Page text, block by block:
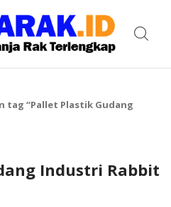
tag “Pallet Plastik Gudang
Industri Rabbit